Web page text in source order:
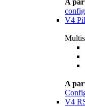
A
V4
A
V4